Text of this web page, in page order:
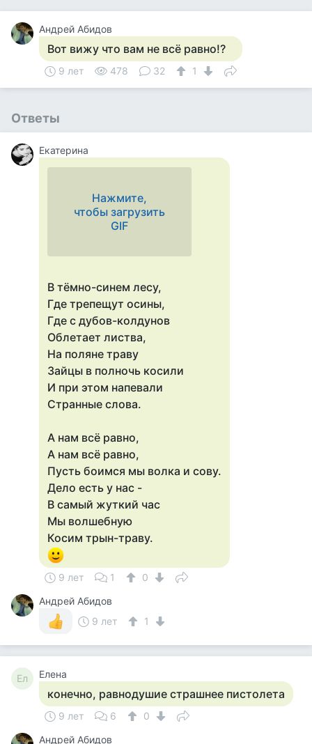
Андрей Абидов
Вот вижу что вам не всё равно!?
9 лет 478 32 1
Ответы
Екатерина
Нажмите,
чтобы загрузить
GIF
В тёмно-синем лесу,
Где трепещут осины,
Где с дубов-колдунов
Облетает листва,
На поляне траву
Зайцы в полночь косили
И при этом напевали
Странные слова.
А нам всё равно,
А нам всё равно,
Пусть боимся мы волка и сову.
Дело есть у нас -
В самый жуткий час
Мы волшебную
Косим трын-траву.
9 лет 1
0
Андрей Абидов
9 лет
1
Ел Елена
конечно, равнодушие страшнее пистолета
9 лет 6
0
Андрей Абидов